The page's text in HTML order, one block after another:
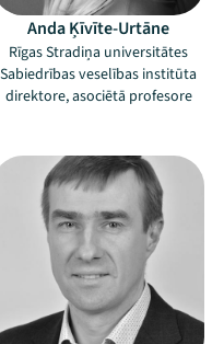
Anda Ķīvīte-Urtāne
Rīgas Stradiņa universitātes
Sabiedrības veselības institūta
direktore, asociētā profesore